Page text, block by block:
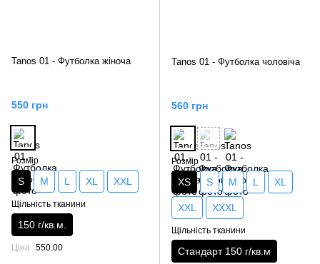
Tanos 01 - Футболка жіноча
550 грн
Розмір
S M L XL XXL
Щільність тканини
150 г/кв.м.
Ціна 550.00
Tanos 01 - Футболка чоловіча
560 грн
Розмір
XS S M L XL
XXL XXXL
Щільність тканини
Стандарт 150 г/кв.м